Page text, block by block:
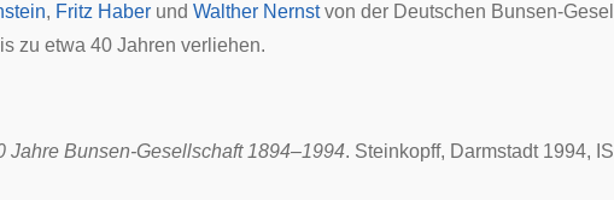
, Fritz Haber und Walther Nernstvon der Deutschen Bunsen-
zu etwa 40 Jahren verliehen.
Jahre Bunsen-Gesellschaft 1894–1994. Steinkopff, Darmstadt 1994,